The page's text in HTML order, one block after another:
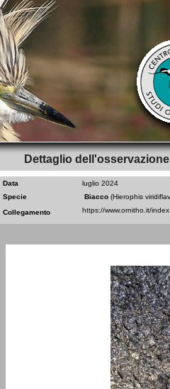
Dettaglio dell'osservazione
Data
luglio 2024
Specie
Biacco (Hierophis
Collegamento